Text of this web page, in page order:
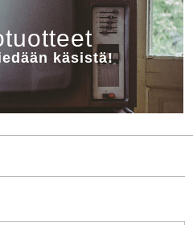
käsistä!